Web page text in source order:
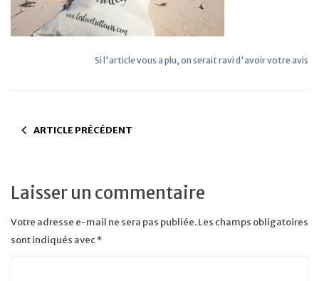
Si l'article vous a plu, on serait ravi d'avoir votre avis
ARTICLE PRÉCÉDENT
Laisser un commentaire
Votre adresse e-mail ne sera pas publiée.Les champs obligatoires
sont indiqués avec*